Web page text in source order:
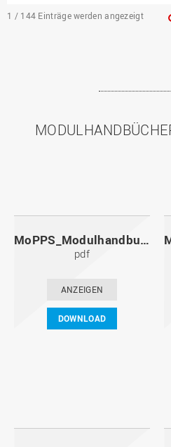
1 / 144 Einträge werden angezeigt
MoPPS_Modulhandbuch_20141201.pdf
pdf
ANZEIGEN
DOWNLOAD